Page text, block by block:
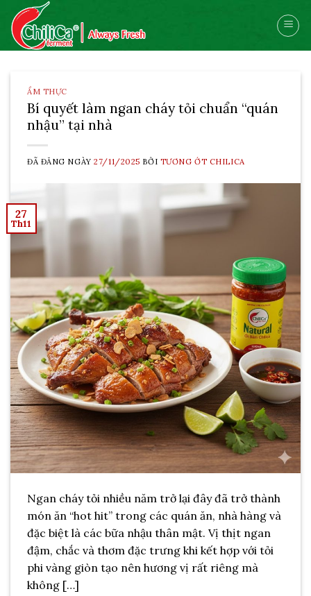
Skip
content
ẨM THỰC
Bí quyết làm ngan cháy tỏi chuẩn “quán
nhậu” tại nhà
ĐÃ ĐĂNG NGÀY27/11/2025 BỞI TƯƠNG ỚT CHILICA
27
Th11
Ngan cháy tỏi nhiều năm trở lại đây đã trở thành
món ăn “hot hit” trong các quán ăn, nhà hàng và
đặc biệt là các bữa nhậu thân mật. Vị thịt ngan
đậm, chắc và thơm đặc trưng khi kết hợp với tỏi
phi vàng giòn tạo nên hương vị rất riêng mà
không […]